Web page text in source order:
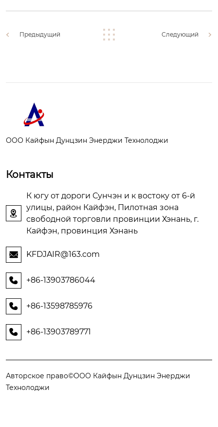
Предыдущий Следующий
ООО Кайфын Дунцзин Энерджи Технолоджи
Контакты

К югу от дороги Сунчэн и к востоку от 6-й
улицы, район Кайфэн, Пилотная зона
свободной торговли провинции Хэнань, г.
Кайфэн, провинция Хэнань
 KFDJAIR@163.com
 +86-13903786044
 +86-13598785976
 +86-13903789771
Авторское право©ООО Кайфын Дунцзин Энерджи
Технолоджи